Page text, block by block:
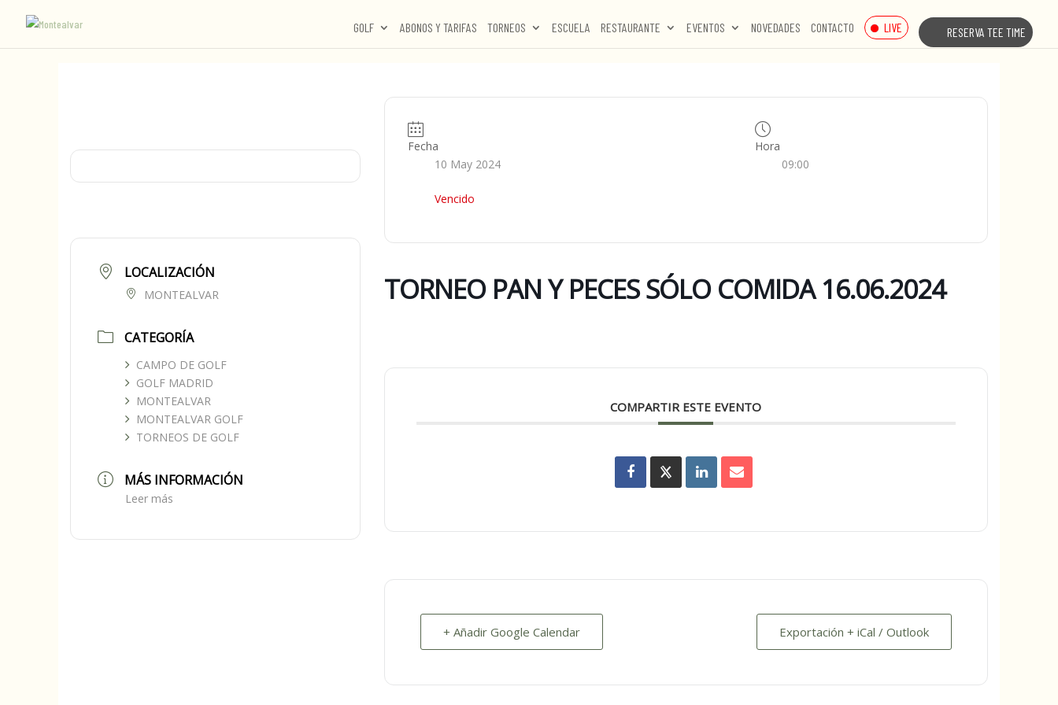
GOLF ABONOS Y TARIFAS TORNEOS ESCUELA RESTAURANTE EVENTOS NOVEDADES CONTACTO LIVE RESERVA TEE TIME
LOCALIZACIÓN
MONTEALVAR
CATEGORÍA
CAMPO DE GOLF
GOLF MADRID
MONTEALVAR
MONTEALVAR GOLF
TORNEOS DE GOLF
MÁS INFORMACIÓN
Leer más
Fecha
10 May 2024
Vencido
Hora
09:00
TORNEO PAN Y PECES SÓLO COMIDA 16.06.2024
COMPARTIR ESTE EVENTO
+ Añadir Google Calendar Exportación + iCal / Outlook